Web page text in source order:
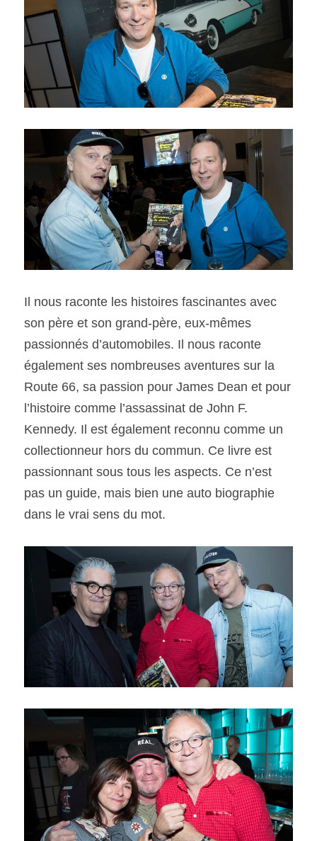
Il nous raconte les histoires fascinantes avec
son père et son grand-père, eux-mêmes
passionnés d’automobiles. Il nous raconte
également ses nombreuses aventures sur la
Route 66, sa passion pour James Dean et pour
l’histoire comme l’assassinat de John F.
Kennedy. Il est également reconnu comme un
collectionneur hors du commun. Ce livre est
passionnant sous tous les aspects. Ce n’est
pas un guide, mais bien une auto biographie
dans le vrai sens du mot.